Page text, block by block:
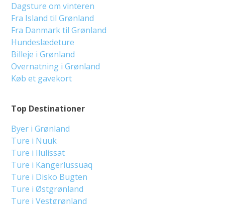
Top Destinationer
Byer i Grønland
Ture i Nuuk
Ture i Ilulissat
Ture i Kangerlussuaq
Ture i Disko Bugten
Ture i Østgrønland
Ture i Vestgrønland
Dagsture om vinteren
Fra Island til Grønland
Fra Danmark til Grønland
Hundeslædeture
Billeje i Grønland
Overnatning i Grønland
Køb et gavekort